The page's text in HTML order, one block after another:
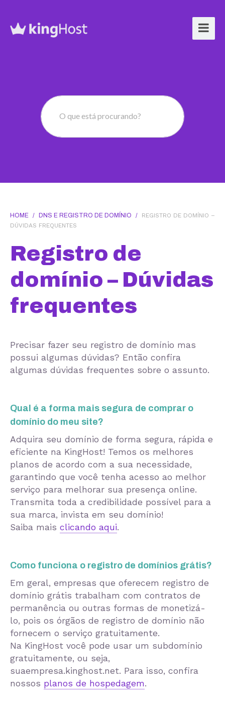
O que está procurando?
HOME / DNS E REGISTRO DE DOMÍNIO /
REGISTRO DE DOMÍNIO –
DÚVIDAS FREQUENTES
Registro de
domínio – Dúvidas
frequentes
Precisar fazer seu registro de domínio mas
possui algumas dúvidas? Então confira
algumas dúvidas frequentes sobre o assunto.
Qual é a forma mais segura de comprar o
domínio do meu site?
Adquira seu domínio de forma segura, rápida e
eficiente na KingHost! Temos os melhores
planos de acordo com a sua necessidade,
garantindo que você tenha acesso ao melhor
serviço para melhorar sua presença online.
Transmita toda a credibilidade possível para a
sua marca, invista em seu domínio!
Saiba mais clicando aqui.
Como funciona o registro de domínios grátis?
Em geral, empresas que oferecem registro de
domínio grátis trabalham com contratos de
permanência ou outras formas de monetizá-
lo, pois os órgãos de registro de domínio não
fornecem o serviço gratuitamente.
Na KingHost você pode usar um subdomínio
gratuitamente, ou seja,
suaempresa.kinghost.net. Para isso, confira
nossos planos de hospedagem.